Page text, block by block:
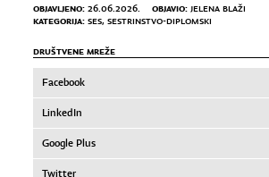
OBJAVLJENO: 26.06.2026. OBJAVIO: JELENA BLAŽI
KATEGORIJA: SES, SESTRINSTVO-DIPLOMSKI
DRUŠTVENE MREŽE
Facebook
LinkedIn
Google Plus
Twitter